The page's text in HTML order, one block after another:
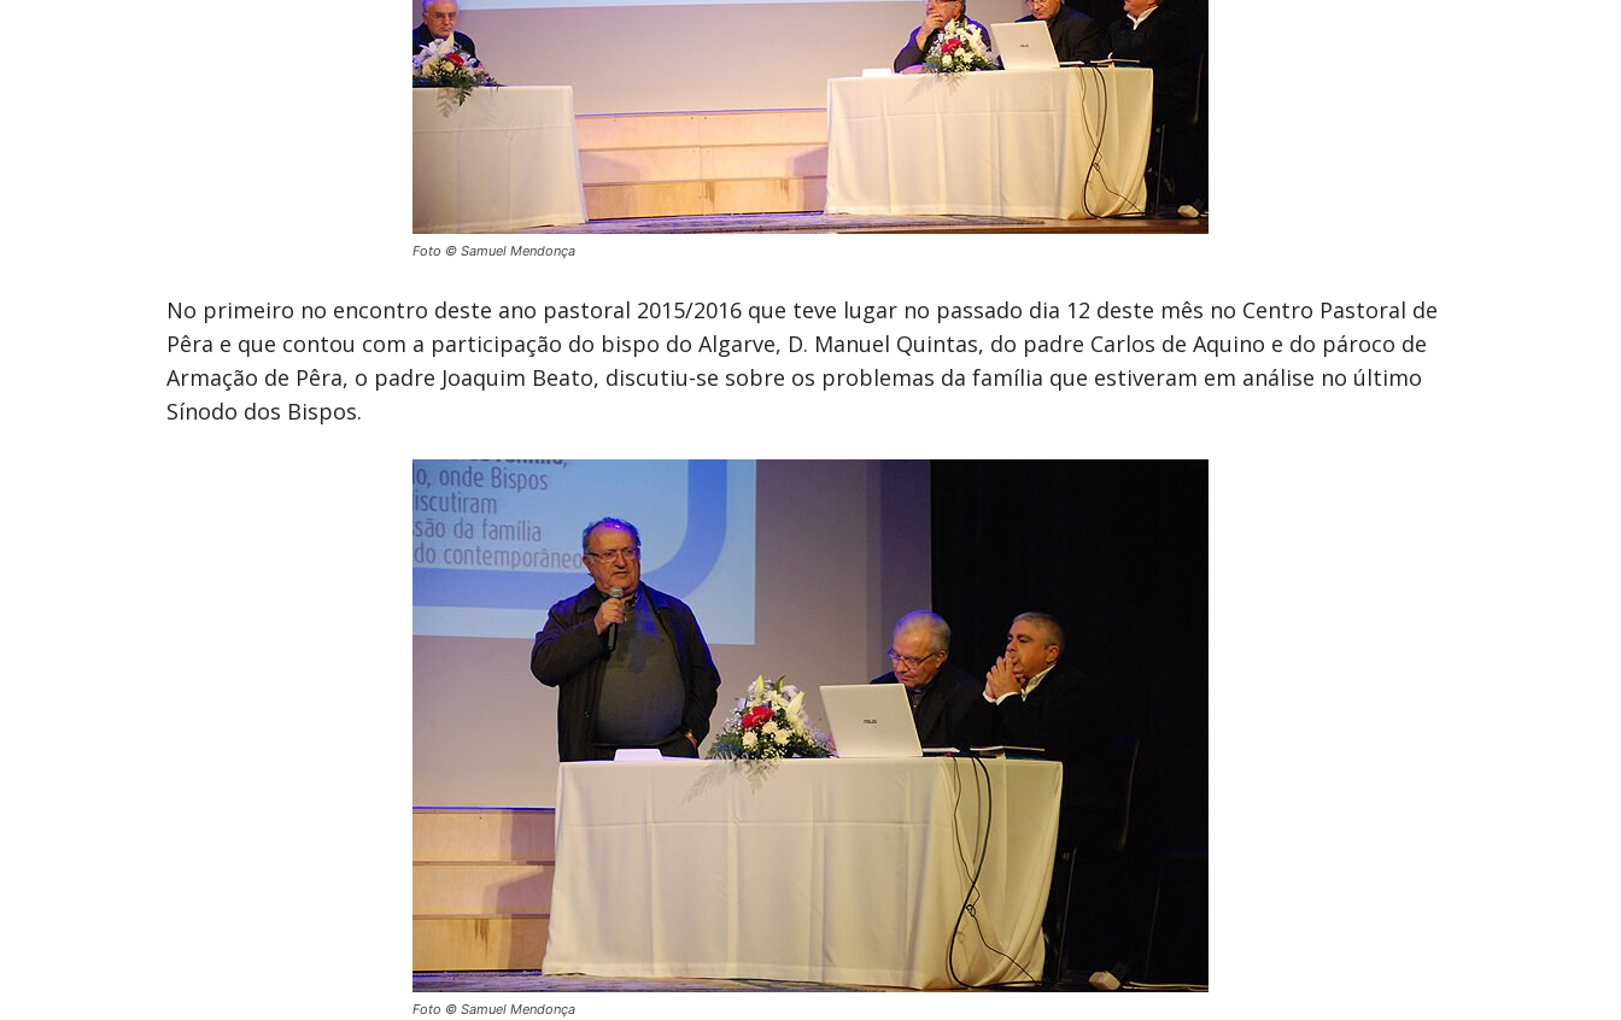
Foto © Samuel Mendonça
No primeiro no encontro deste ano pastoral 2015/2016 que teve lugar no passado dia 12 deste mês no Centro Pastoral de
Pêra e que contou com a participação do bispo do Algarve, D. Manuel Quintas, do padre Carlos de Aquino e do pároco de
Armação de Pêra, o padre Joaquim Beato, discutiu-se sobre os problemas da família que estiveram em análise no último
Sínodo dos Bispos.
Foto © Samuel Mendonça